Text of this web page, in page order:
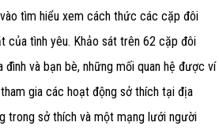
tìm hiểu xem cách thức các cặp đôi
của tình yêu. Khảo sát trên 62 cặp đôi
và bạn bè, những mối quan hệ được ví
gia các hoạt động sở thích tại địa
trong sở thích và một mạng lưới người